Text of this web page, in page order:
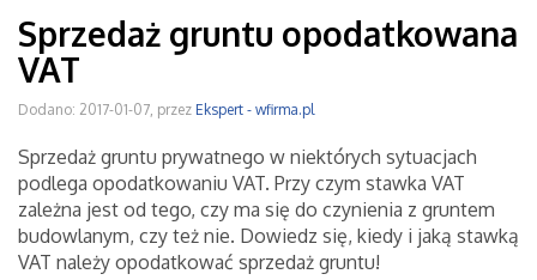
Sprzedaż gruntu opodatkowana
VAT
Dodano: 2017-01-07, przez Ekspert - wfirma.pl
Sprzedaż gruntu prywatnego w niektórych sytuacjach
podlega opodatkowaniu VAT. Przy czym stawka VAT
zależna jest od tego, czy ma się do czynienia z gruntem
budowlanym, czy też nie. Dowiedz się, kiedy i jaką stawką
VAT należy opodatkować sprzedaż gruntu!